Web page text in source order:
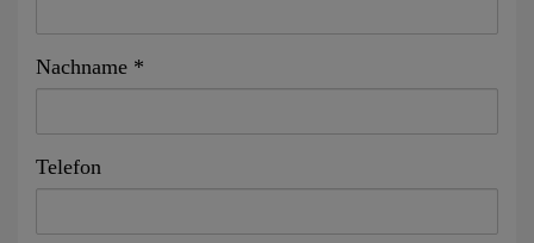
Nachname
Telefon